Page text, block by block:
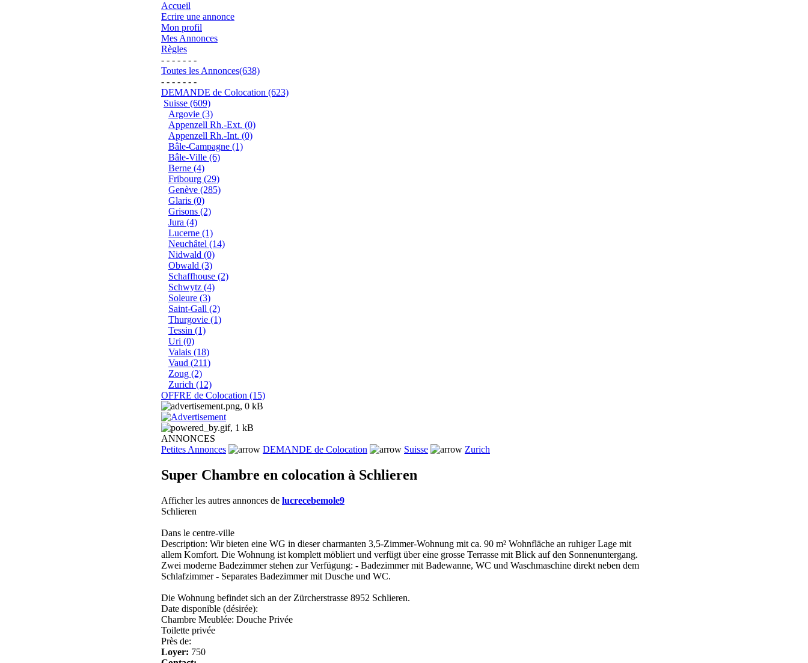
Accueil
Ecrire une annonce
Mon profil
Mes Annonces
Règles
- - - - - - -
Toutes les Annonces(638)
- - - - - - -
DEMANDE de Colocation (623)
Suisse (609)
Argovie (3)
Appenzell Rh.-Ext. (0)
Appenzell Rh.-Int. (0)
Bâle-Campagne (1)
Bâle-Ville (6)
Berne (4)
Fribourg (29)
Genève (285)
Glaris (0)
Grisons (2)
Jura (4)
Lucerne (1)
Neuchâtel (14)
Nidwald (0)
Obwald (3)
Schaffhouse (2)
Schwytz (4)
Soleure (3)
Saint-Gall (2)
Thurgovie (1)
Tessin (1)
Uri (0)
Valais (18)
Vaud (211)
Zoug (2)
Zurich (12)
OFFRE de Colocation (15)
ANNONCES
Petites Annonces
DEMANDE de Colocation Suisse Zurich
Super Chambre en colocation à Schlieren
Afficher les autres annonces de lucrecebemole9
Schlieren
Dans le centre-ville
Description: Wir bieten eine WG in dieser charmanten 3,5-Zimmer-Wohnung mit ca. 90 m² Wohnfläche an ruhiger Lage mit
allem Komfort. Die Wohnung ist komplett möbliert und verfügt über eine grosse Terrasse mit Blick auf den Sonnenuntergang.
Zwei moderne Badezimmer stehen zur Verfügung: - Badezimmer mit Badewanne, WC und Waschmaschine direkt neben dem
Schlafzimmer - Separates Badezimmer mit Dusche und WC.
Die Wohnung befindet sich an der Zürcherstrasse 8952 Schlieren.
Date disponible (désirée):
Chambre Meublée: Douche Privée
Toilette privée
Près de:
Loyer: 750